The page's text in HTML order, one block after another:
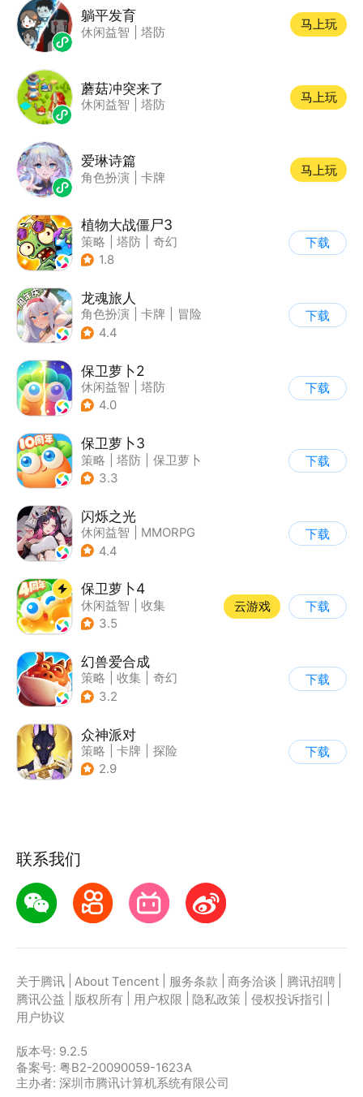
躺平发育
休闲益智 塔防
马上玩
蘑菇冲突来了
休闲益智 塔防
马上玩
爱琳诗篇
角色扮演 卡牌
马上玩
植物大战僵尸3
策略 塔防
奇幻
| 开放世界
1.8
下载
龙魂旅人
角色扮演 卡牌
冒险
| 美少女
4.4
下载
保卫萝卜2
休闲益智
塔防
| 保卫萝卜
4.0
下载
保卫萝卜3
策略 塔防
保卫萝卜
| 卡通
3.3
下载
闪烁之光
休闲益智
MMORPG
| 战争
4.4
下载
保卫萝卜4
休闲益智
收集
| 保卫萝卜
3.5
云游戏 下载
幻兽爱合成
策略 收集
奇幻
| 卡通
3.2
下载
众神派对
策略 卡牌
探险
| 北欧神话
2.9
下载
联系我们
关于腾讯 About Tencent 服务条款 商务洽谈 腾讯招聘
腾讯公益
版权所有 用户权限 隐私政策 侵权投诉指引
用户协议
版本号: 9.2.5
备案号: 粤B2-20090059-1623A
主办者: 深圳市腾讯计算机系统有限公司